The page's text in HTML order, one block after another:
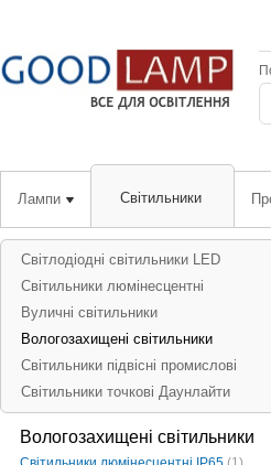
Лампи Світильники
Світлодіодні світильники LED
Світильники люмінесцентні
Вуличні світильники
Вологозахищені світильники
Світильники підвісні промислові
Світильники точкові Даунлайти
Вологозахищені світильники